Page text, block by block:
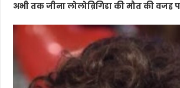
अभी तक जीना लोलोब्रिगिडा की मौत की वजह